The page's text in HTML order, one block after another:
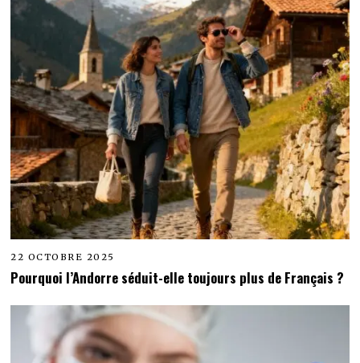
22 OCTOBRE 2025
Pourquoi l’Andorre séduit-elle toujours plus de Français ?